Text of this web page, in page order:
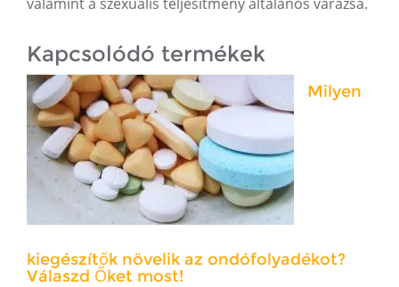
Kapcsolódó termékek
Milyen
kiegészítők növelik az ondófolyadékot?
Válaszd Őket most!